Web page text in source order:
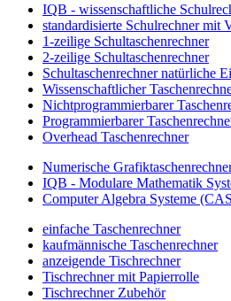
IQB - wissenschaftliche
standardisierte Schulrechner mit
1-zeilige Schultaschenrechner
2-zeilige Schultaschenrechner
Schultaschenrechner natürliche
Wissenschaftlicher
Nichtprogrammierbarer
Programmierbarer
Overhead Taschenrechner
Numerische
IQB - Modulare Mathematik
Computer Algebra Systeme
einfache Taschenrechner
kaufmännische Taschenrechner
anzeigende Tischrechner
Tischrechner mit Papierrolle
Tischrechner Zubehör